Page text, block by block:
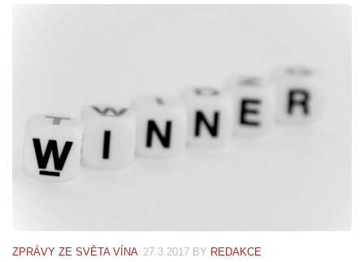
ZPRÁVY ZE SVĚTA VÍNA 27.3.2017 BY REDAKCE